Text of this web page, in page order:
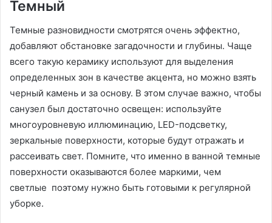
Темный
Темные разновидности смотрятся очень эффектно,
добавляют обстановке загадочности и глубины. Чаще
всего такую керамику используют для выделения
определенных зон в качестве акцента, но можно взять
черный камень и за основу. В этом случае важно, чтобы
санузел был достаточно освещен: используйте
многоуровневую иллюминацию, LED-подсветку,
зеркальные поверхности, которые будут отражать и
рассеивать свет. Помните, что именно в ванной темные
поверхности оказываются более маркими, чем
светлые поэтому нужно быть готовыми к регулярной
уборке.